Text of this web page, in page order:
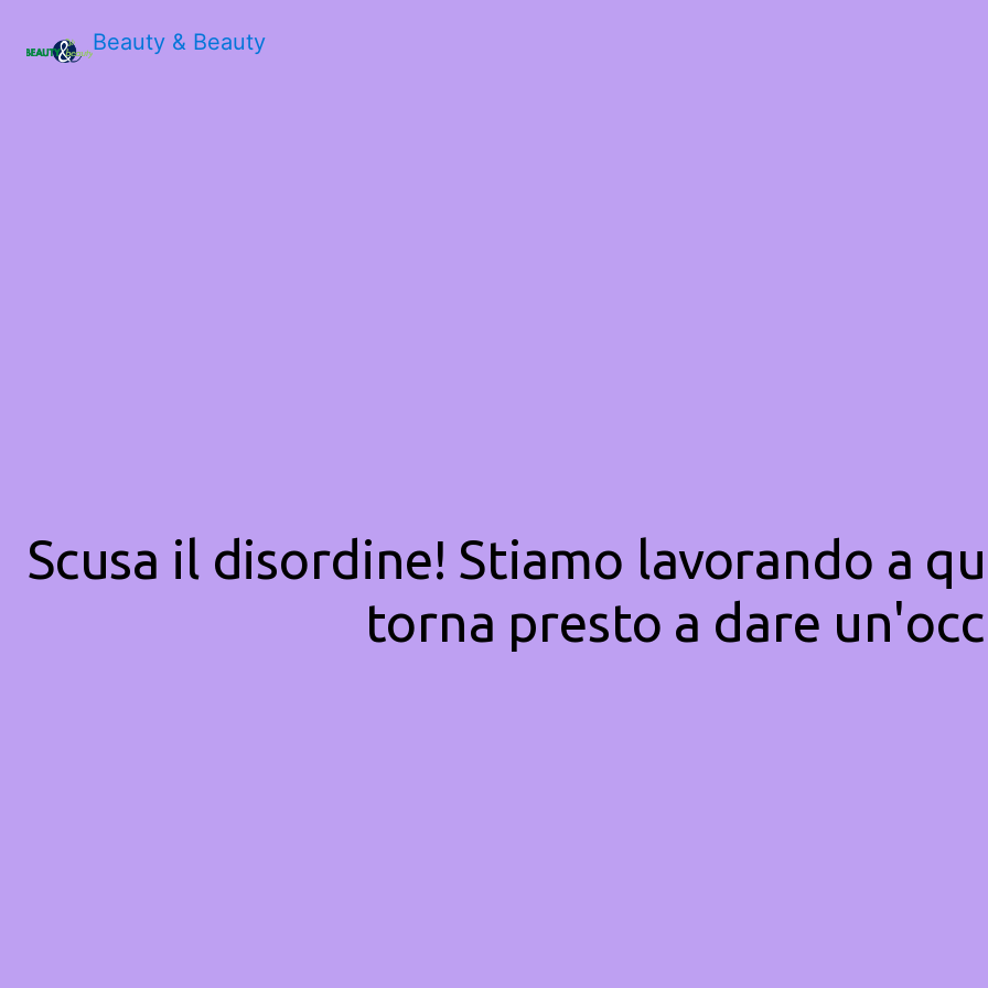
Beauty & Beauty
Scusa il disordine! Stiamo lavorando a
torna presto a dare